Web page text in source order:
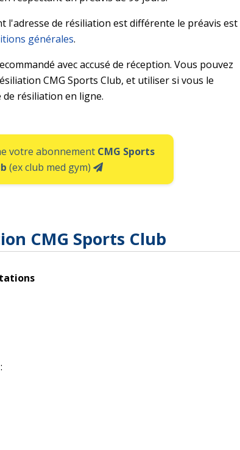
l'adresse de résiliation est différente le préavis est
générales.
avec accusé de réception. Vous pouvez
CMG Sports Club, et utiliser si vous le
résiliation en ligne.
votre abonnement CMG Sports
(ex club med gym)
CMG Sports Club
: